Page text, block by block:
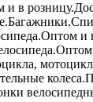
и в
и